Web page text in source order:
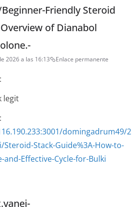
Friendly Steroid
of Dianabol
2026 a las 16:13 Enlace permanente
legit
domingadrum49/2
Steroid-Stack-Guide%3A-How-to-
and-Effective-Cycle-for-Bulki